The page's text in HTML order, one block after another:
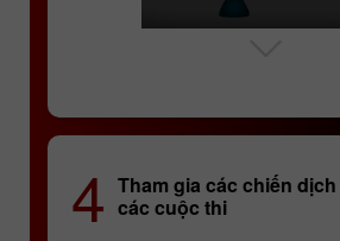
Phân tích kỹ
4 Tham gia các chiến
các cuộc thi
(InstaForex Sniper)